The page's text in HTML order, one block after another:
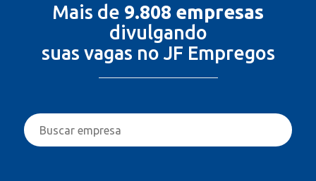
Mais de 9.808 empresas
divulgando
suas vagas no JF Empregos